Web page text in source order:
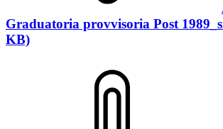
Graduatoria provvisoria Post
KB)